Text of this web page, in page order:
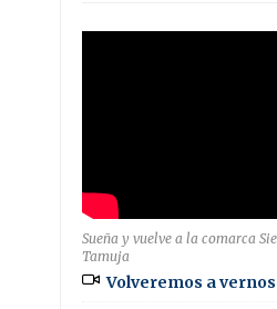
Sueña y vuelve a la comarca
Tamuja
Volveremos a vernos